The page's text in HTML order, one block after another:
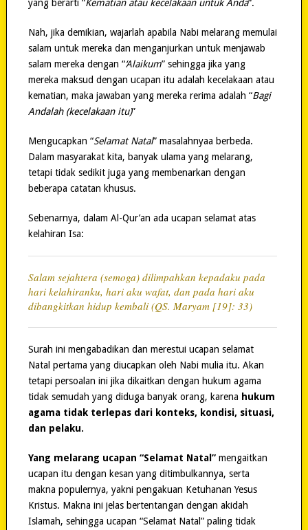
yang berarti “Kematian atau kecelakaan untuk Anda“.
Nah, jika demikian, wajarlah apabila Nabi melarang memulai
salam untuk mereka dan menganjurkan untuk menjawab
salam mereka dengan “‘Alaikum” sehingga jika yang
mereka maksud dengan ucapan itu adalah kecelakaan atau
kematian, maka jawaban yang mereka rerima adalah “Bagi
Andalah (kecelakaan itu)”
Mengucapkan “Selamat Natal” masalahnyaa berbeda.
Dalam masyarakat kita, banyak ulama yang melarang,
tetapi tidak sedikit juga yang membenarkan dengan
beberapa catatan khusus.
Sebenarnya, dalam Al-Qur’an ada ucapan selamat atas
kelahiran Isa:
Salam sejahtera (semoga) dilimpahkan kepadaku pada
hari kelahiranku, hari aku wafat, dan pada hari aku
dibangkitkan hidup kembali (QS. Maryam [19]: 33)
Surah ini mengabadikan dan merestui ucapan selamat
Natal pertama yang diucapkan oleh Nabi mulia itu. Akan
tetapi persoalan ini jika dikaitkan dengan hukum agama
tidak semudah yang diduga banyak orang, karena hukum
agama tidak terlepas dari konteks, kondisi, situasi,
dan pelaku.
Yang melarang ucapan “Selamat Natal”mengaitkan
ucapan itu dengan kesan yang ditimbulkannya, serta
makna populernya, yakni pengakuan Ketuhanan Yesus
Kristus. Makna ini jelas bertentangan dengan akidah
Islamah, sehingga ucapan “Selamat Natal” paling tidak